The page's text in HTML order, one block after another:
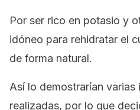
Por ser rico en potasio y
idóneo para rehidratar el
de forma natural.
Así lo demostrarían varias
realizadas, por lo que